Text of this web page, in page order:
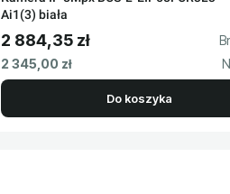
Ai1(3) biała
Cena brutto
2 884,35 zł
Cena netto
2 345,00 zł
Do koszyka